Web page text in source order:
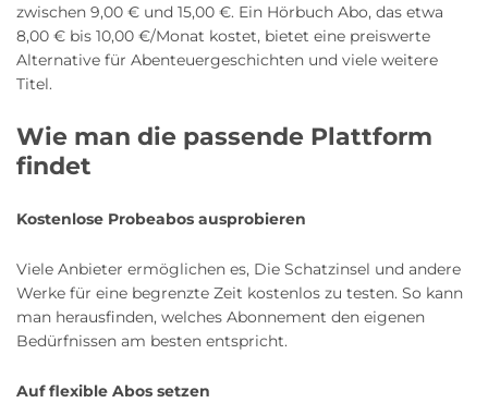
zwischen 9,00 € und 15,00 €. Ein Hörbuch Abo, das etwa
8,00 € bis 10,00 €/Monat kostet, bietet eine preiswerte
Alternative für Abenteuergeschichten und viele weitere
Titel.
Wie man die passende Plattform
findet
Kostenlose Probeabos ausprobieren
Viele Anbieter ermöglichen es, Die Schatzinsel und andere
Werke für eine begrenzte Zeit kostenlos zu testen. So kann
man herausfinden, welches Abonnement den eigenen
Bedürfnissen am besten entspricht.
Auf flexible Abos setzen